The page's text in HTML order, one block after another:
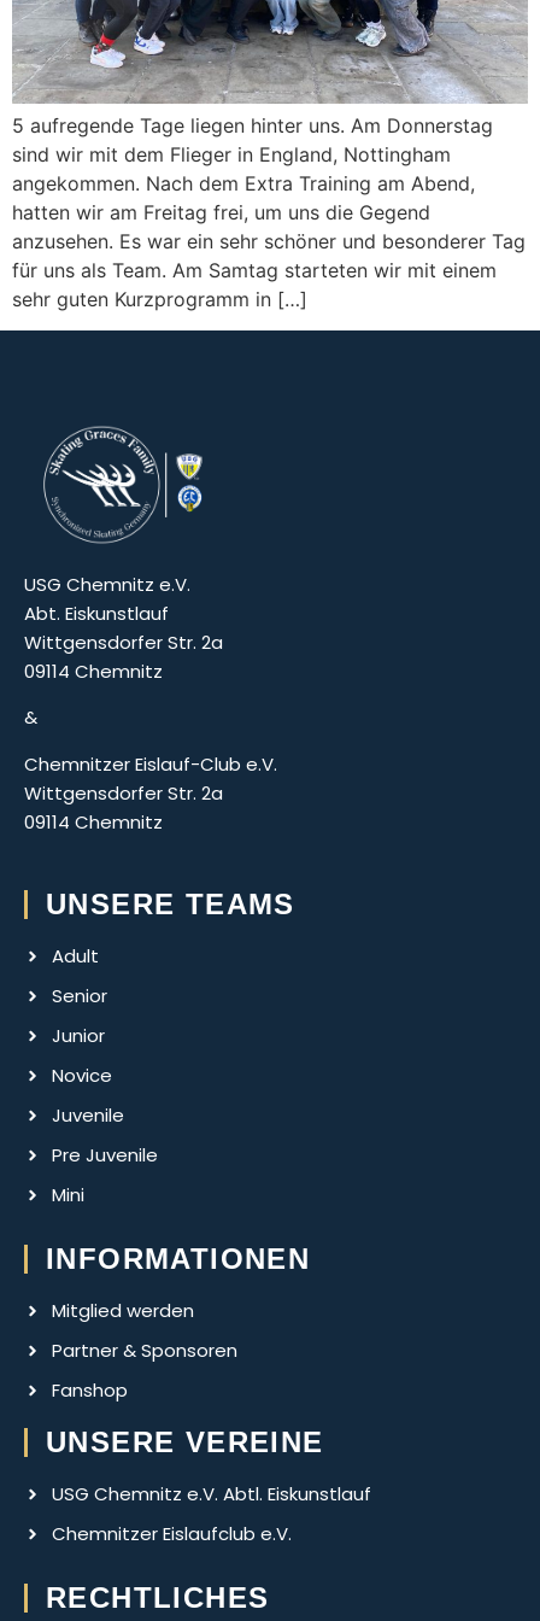
5 aufregende Tage liegen hinter uns. Am Donnerstag
sind wir mit dem Flieger in England, Nottingham
angekommen. Nach dem Extra Training am Abend,
hatten wir am Freitag frei, um uns die Gegend
anzusehen. Es war ein sehr schöner und besonderer Tag
für uns als Team. Am Samtag starteten wir mit einem
sehr guten Kurzprogramm in […]
USG Chemnitz e.V.
Abt. Eiskunstlauf
Wittgensdorfer Str. 2a
09114 Chemnitz
&
Chemnitzer Eislauf-Club e.V.
Wittgensdorfer Str. 2a
09114 Chemnitz
UNSERE TEAMS
Adult
Senior
Junior
Novice
Juvenile
Pre Juvenile
Mini
INFORMATIONEN
Mitglied werden
Partner & Sponsoren
Fanshop
UNSERE VEREINE
USG Chemnitz e.V. Abtl. Eiskunstlauf
Chemnitzer Eislaufclub e.V.
RECHTLICHES